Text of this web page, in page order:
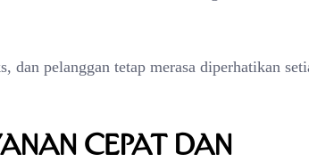
dan pelanggan tetap merasa diperhatikan
Cepat dan